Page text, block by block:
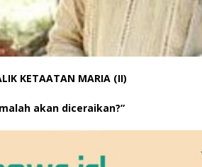
KETAATAN MARIA (II)
akan diceraikan?”